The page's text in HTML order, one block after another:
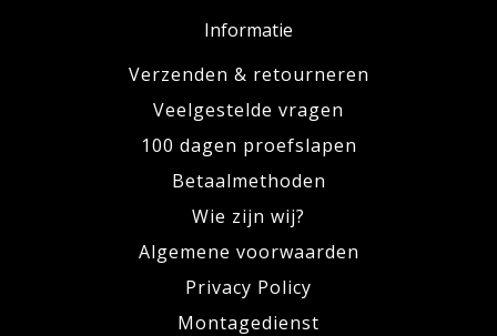
Informatie
Verzenden & retourneren
Veelgestelde vragen
100 dagen proefslapen
Betaalmethoden
Wie zijn wij?
Algemene voorwaarden
Privacy Policy
Montagedienst